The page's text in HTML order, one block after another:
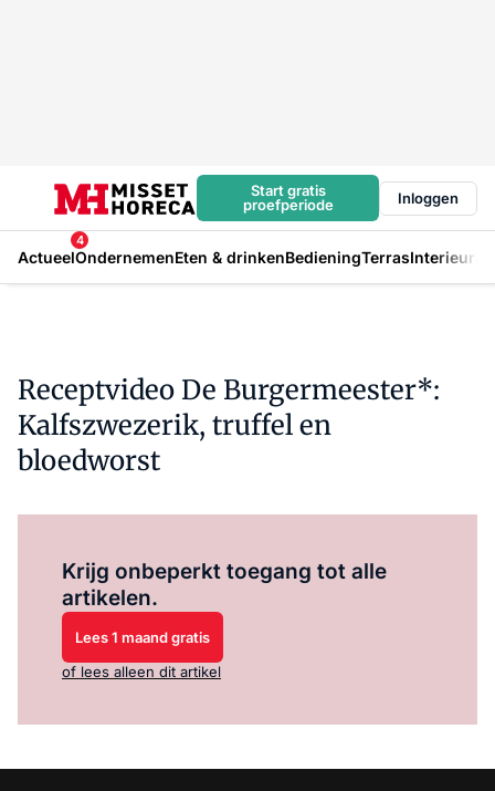
Start gratis
proefperiode
Inloggen
Actueel
4
OndernemenEten & drinkenBedieningTerrasInterieur
Receptvideo De Burgermeester*:
Kalfszwezerik, truffel en
bloedworst
Krijg onbeperkt toegang tot alle
artikelen.
Lees 1 maand gratis
of lees alleen dit artikel